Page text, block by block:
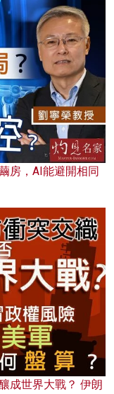
房，AI能避開相同
成世界大戰？ 伊朗